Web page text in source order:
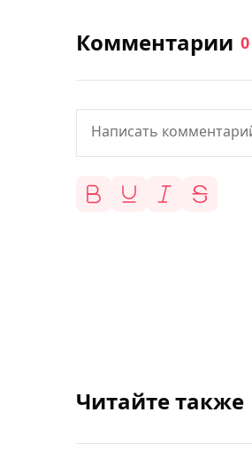
Комментарии 0
Читайте также